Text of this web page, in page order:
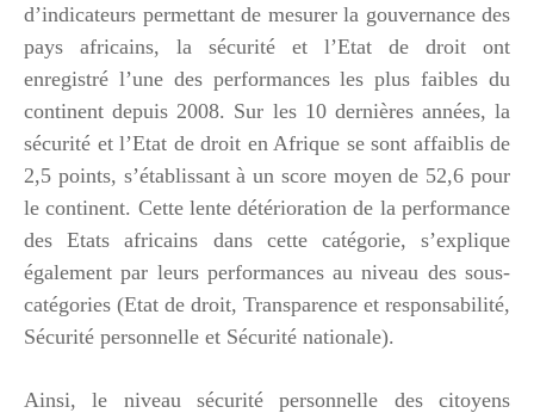
d’indicateurs permettant de mesurer la gouvernance des
pays africains, la sécurité et l’Etat de droit ont
enregistré l’une des performances les plus faibles du
continent depuis 2008. Sur les 10 dernières années, la
sécurité et l’Etat de droit en Afrique se sont affaiblis de
2,5 points, s’établissant à un score moyen de 52,6 pour
le continent. Cette lente détérioration de la performance
des Etats africains dans cette catégorie, s’explique
également par leurs performances au niveau des sous-
catégories (Etat de droit, Transparence et responsabilité,
Sécurité personnelle et Sécurité nationale).
Ainsi, le niveau sécurité personnelle des citoyens